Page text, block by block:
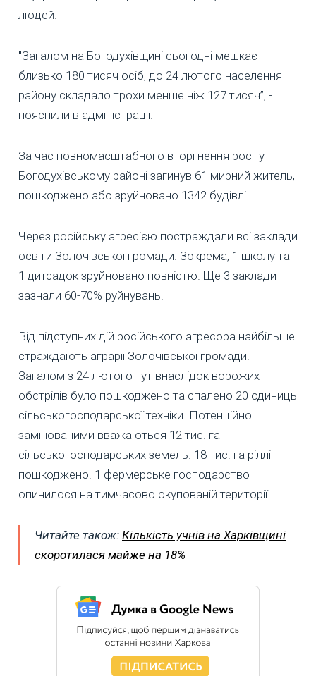
людей.
"Загалом на Богодухівщині сьогодні мешкає
близько 180 тисяч осіб, до 24 лютого населення
району складало трохи менше ніж 127 тисяч”, -
пояснили в адміністрації.
За час повномасштабного вторгнення росії у
Богодухівському районі загинув 61 мирний житель,
пошкоджено або зруйновано 1342 будівлі.
Через російську агресією постраждали всі заклади
освіти Золочівської громади. Зокрема, 1 школу та
1 дитсадок зруйновано повністю. Ще 3 заклади
зазнали 60-70% руйнувань.
Від підступних дій російського агресора найбільше
страждають аграрії Золочівської громади.
Загалом з 24 лютого тут внаслідок ворожих
обстрілів було пошкоджено та спалено 20 одиниць
сільськогосподарської техніки. Потенційно
замінованими вважаються 12 тис. га
сільськогосподарських земель. 18 тис. га ріллі
пошкоджено. 1 фермерське господарство
опинилося на тимчасово окупованій території.
Читайте також: Кількість учнів на Харківщині
скоротилася майже на 18%